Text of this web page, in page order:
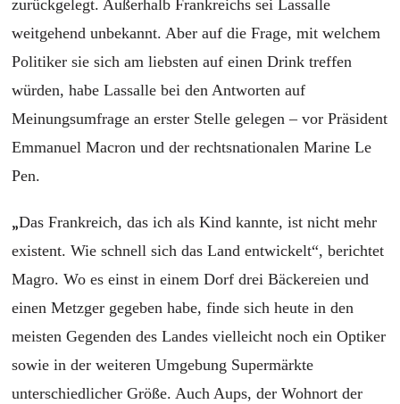
zurückgelegt. Außerhalb Frankreichs sei Lassalle
weitgehend unbekannt. Aber auf die Frage, mit welchem
Politiker sie sich am liebsten auf einen Drink treffen
würden, habe Lassalle bei den Antworten auf
Meinungsumfrage an erster Stelle gelegen – vor Präsident
Emmanuel Macron und der rechtsnationalen Marine Le
Pen.
„Das Frankreich, das ich als Kind kannte, ist nicht mehr
existent. Wie schnell sich das Land entwickelt“, berichtet
Magro. Wo es einst in einem Dorf drei Bäckereien und
einen Metzger gegeben habe, finde sich heute in den
meisten Gegenden des Landes vielleicht noch ein Optiker
sowie in der weiteren Umgebung Supermärkte
unterschiedlicher Größe. Auch Aups, der Wohnort der